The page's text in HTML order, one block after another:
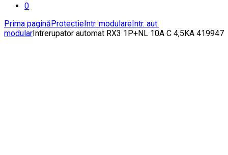
0
Prima paginăProtectieIntr. modulareIntr. aut.
modularIntrerupator automat RX3 1P+NL 10A C 4,5KA 419947